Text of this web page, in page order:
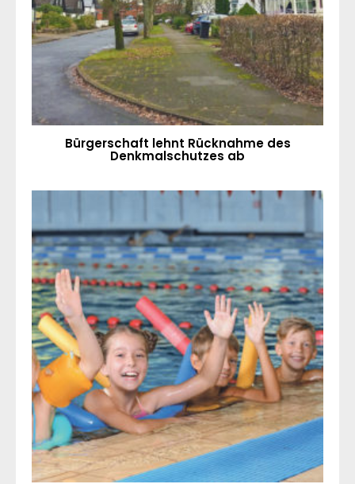
Bürgerschaft lehnt Rücknahme des
Denkmalschutzes ab